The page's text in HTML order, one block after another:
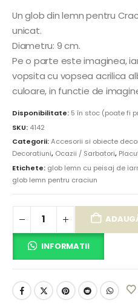
Un glob din lemn pentru
unicat.
Diametru: 9 cm.
Pe o parte este imaginea,
vopsita cu vopsea acrilica
culoare, in functie de
Disponibilitate: 5 în stoc (poate fi
SKU: 4142
Categorii:Accesorii si obiecte
Decoratiuni, Ocazii / Sarbatori,
Etichete: glob lemn cu peisaj de
glob lemn pentru craciun
INFORMATII